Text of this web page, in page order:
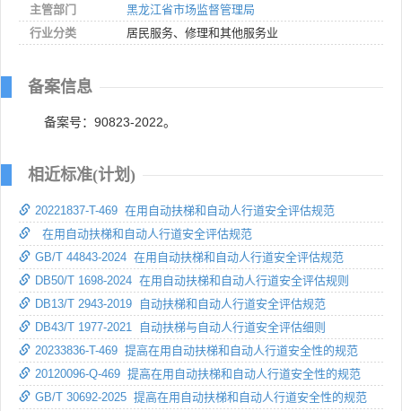
主管部门
黑龙江省市场监督管理局
行业分类
居民服务、修理和其他服务业
备案信息
备案号：90823-2022。
相近标准(计划)
20221837-T-469 在用自动扶梯和自动人行道安全评估规范
在用自动扶梯和自动人行道安全评估规范
GB/T 44843-2024 在用自动扶梯和自动人行道安全评估规范
DB50/T 1698-2024 在用自动扶梯和自动人行道安全评估规则
DB13/T 2943-2019 自动扶梯和自动人行道安全评估规范
DB43/T 1977-2021 自动扶梯与自动人行道安全评估细则
20233836-T-469 提高在用自动扶梯和自动人行道安全性的规范
20120096-Q-469 提高在用自动扶梯和自动人行道安全性的规范
GB/T 30692-2025 提高在用自动扶梯和自动人行道安全性的规范